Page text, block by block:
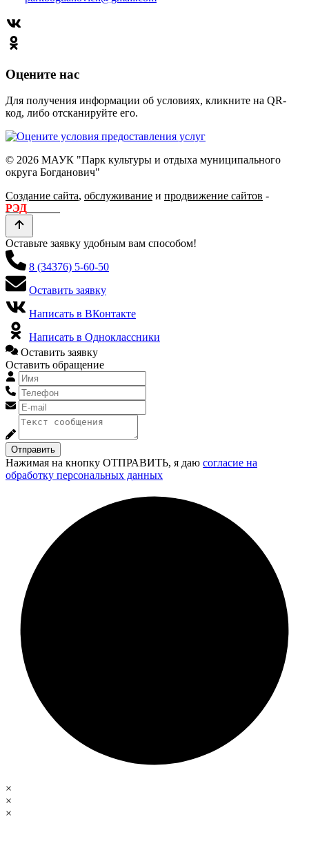
Оцените нас
Для получения информации об условиях, кликните на QR-
код, либо отсканируйте его.
© 2026 МАУК "Парк культуры и отдыха муниципального
округа Богданович"
Создание сайта, обслуживание и продвижение сайтов -
РЭД
Оставьте заявку удобным вам способом!
8 (34376) 5-60-50
Оставить заявку
Написать в ВКонтакте
Написать в Одноклассники
Оставить заявку
Оставить обращение
Отправить
Нажимая на кнопку ОТПРАВИТЬ, я даю согласие на
обработку персональных данных
×
×
×